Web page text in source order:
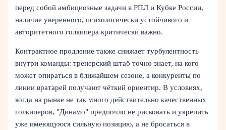
перед собой амбициозные задачи в РПЛ и Кубке России,
наличие уверенного, психологически устойчивого и
авторитетного голкипера критически важно.
Контрактное продление также снижает турбулентность
внутри команды: тренерский штаб точно знает, на кого
может опираться в ближайшем сезоне, а конкуренты по
линии вратарей получают чёткий ориентир. В условиях,
когда на рынке не так много действительно качественных
голкиперов, "Динамо" предпочло не рисковать и укрепить
уже имеющуюся сильную позицию, а не бросаться в